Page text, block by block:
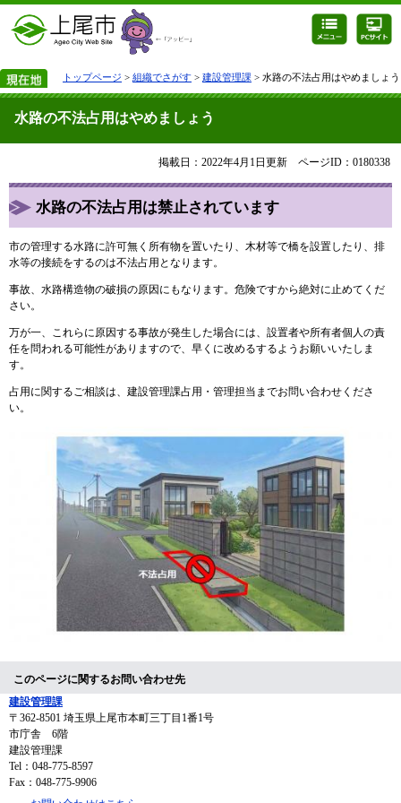
トップページ > 組織でさがす > 建設管理課 > 水路の不法占用はやめましょう
水路の不法占用はやめましょう
掲載日：2022年4月1日更新 ページID：0180338
水路の不法占用は禁止されています
市の管理する水路に許可無く所有物を置いたり、木材等で橋を設置したり、排
水等の接続をするのは不法占用となります。
事故、水路構造物の破損の原因にもなります。危険ですから絶対に止めてくだ
さい。
万が一、これらに原因する事故が発生した場合には、設置者や所有者個人の責
任を問われる可能性がありますので、早くに改めるするようお願いいたしま
す。
占用に関するご相談は、建設管理課占用・管理担当までお問い合わせくださ
い。
このページに関するお問い合わせ先
建設管理課
〒362-8501 埼玉県上尾市本町三丁目1番1号
市庁舎 6階
建設管理課
Tel：048-775-8597
Fax：048-775-9906